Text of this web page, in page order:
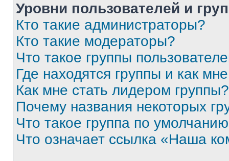
Уровни пользователей и
Кто такие администраторы?
Кто такие модераторы?
Что такое группы
Где находятся группы и как
Как мне стать лидером группы?
Почему названия некоторых
Что такое группа по
Что означает ссылка «Наша